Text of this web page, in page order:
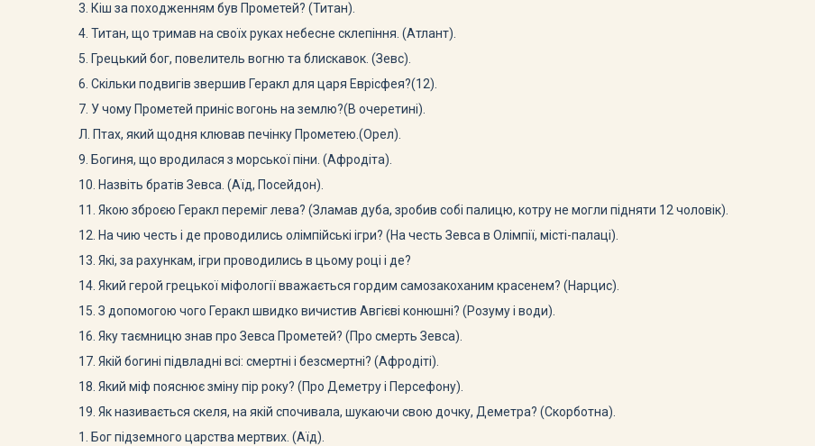
3. Кіш за походженням був Прометей? (Титан).
4. Титан, що тримав на своїх руках небесне склепіння. (Атлант).
5. Грецький бог, повелитель вогню та блискавок. (Зевс).
6. Скільки подвигів звершив Геракл для царя Еврісфея?(12).
7. У чому Прометей приніс вогонь на землю?(В очеретині).
Л. Птах, який щодня клював печінку Прометею.(Орел).
9. Богиня, що вродилася з морської піни. (Афродіта).
10. Назвіть братів Зевса. (Аїд, Посейдон).
11. Якою зброєю Геракл переміг лева? (Зламав дуба, зробив собі палицю, котру не могли підня­ти 12 чоловік).
12. На чию честь і де проводились олімпійські ігри? (На честь Зевса в Олімпії, місті-палаці).
13. Які, за рахункам, ігри проводились в цьому році і де?
14. Який герой грецької міфології вважається гордим са­мозакоханим красенем? (Нарцис).
15. З допомогою чого Геракл швидко вичистив Авгієві конюшні? (Розуму і води).
16. Яку таємницю знав про Зевса Прометей? (Про смерть Зевса).
17. Якій богині підвладні всі: смертні і безсмертні? (Афродіті).
18. Який міф пояснює зміну пір року? (Про Деметру і Персефону).
19. Як називається скеля, на якій спочивала, шукаючи свою дочку, Деметра? (Скорботна).
1. Бог підземного царства мертвих. (Аїд).